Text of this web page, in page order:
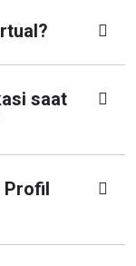
saat
Profil